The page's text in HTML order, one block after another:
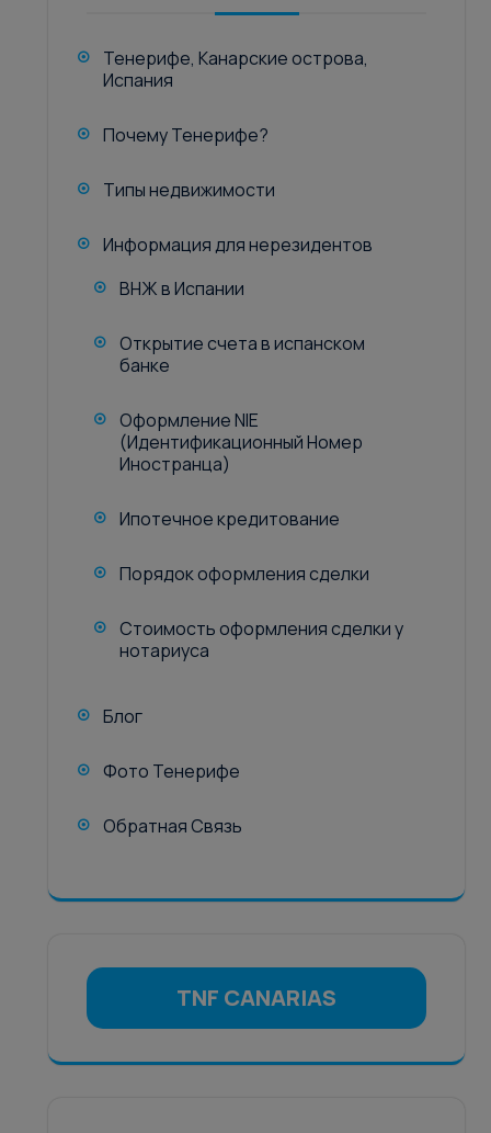
Тенерифе, Канарские острова,
Испания
Почему Тенерифе?
Типы недвижимости
Информация для нерезидентов
ВНЖ в Испании
Открытие счета в испанском
банке
Оформление NIE
(Идентификационный Номер
Иностранца)
Ипотечное кредитование
Порядок оформления сделки
Стоимость оформления сделки у
нотариуса
Блог
Фото Тенерифе
Обратная Связь
TNF CANARIAS